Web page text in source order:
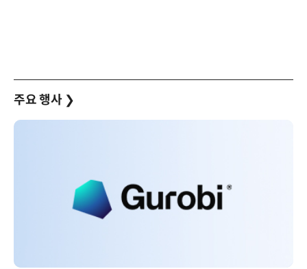
주요 행사 ❯